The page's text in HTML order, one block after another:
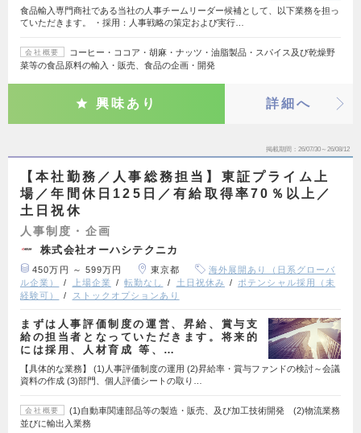
食品輸入専門商社である当社の人事チームリーダー候補として、以下業務を担っ
ていただきます。 ・採用：人事戦略の策定および実行…
会社概要
コーヒー・ココア・胡麻・ナッツ・油脂製品・スパイス及び乾燥野
菜等の食品原料の輸入・販売、食品の企画・開発
興味あり 詳細へ
掲載期間 26/07/30～26/08/12
【本社勤務／人事総務担当】東証プライム上
場／年間休日125日／有給取得率70％以上／
土日祝休
人事制度・企画
株式会社オーハシテクニカ
450万円 ～ 599万円 東京都
海外展開あり（日系グローバ
ル企業）
上場企業 転勤なし 土日祝休み
ポテンシャル採用（未
経験可）
ストックオプションあり
まずは人事評価制度の運営、昇給、賞与支
給の担当者となっていただきます。将来的
には採用、人材育成 等、…
【具体的な業務】 (1)人事評価制度の運用 (2)昇給率・賞与ファンドの検討～会議
資料の作成 (3)部門、個人評価シートの取り…
会社概要
(1)自動車関連部品等の製造・販売、及び加工技術開発 (2)物流業務
並びに輸出入業務